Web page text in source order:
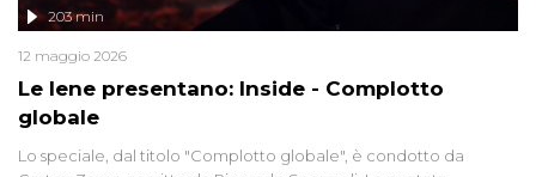
Le Iene presentano: Inside - Complotto
globale
203 min
12 maggio 2026
Lo speciale, dal titolo "Complotto globale", è condotto da